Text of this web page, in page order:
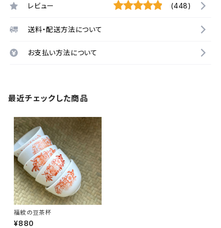
レビュー (448)
送料・配送方法について
お支払い方法について
最近チェックした商品
福紋の豆茶杯
¥880